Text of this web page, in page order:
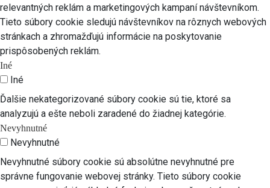
relevantných reklám a marketingových kampaní návštevníkom.
Tieto súbory cookie sledujú návštevníkov na rôznych webových
stránkach a zhromažďujú informácie na poskytovanie
prispôsobených reklám.
Iné
Iné
Ďalšie nekategorizované súbory cookie sú tie, ktoré sa
analyzujú a ešte neboli zaradené do žiadnej kategórie.
Nevyhnutné
Nevyhnutné
Nevyhnutné súbory cookie sú absolútne nevyhnutné pre
správne fungovanie webovej stránky. Tieto súbory cookie